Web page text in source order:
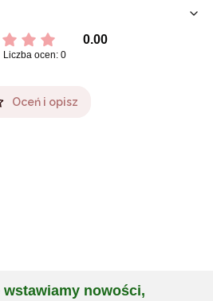
0.00
Liczba ocen: 0
Oceń i opisz
wstawiamy nowości,